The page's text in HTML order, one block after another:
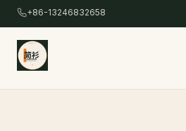
转
+86-13246832658